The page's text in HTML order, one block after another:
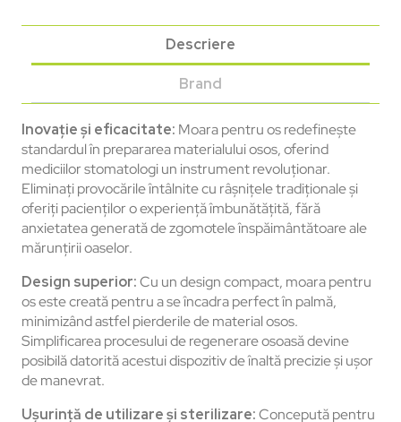
Descriere
Brand
Inovație și eficacitate: Moara pentru os redefinește
standardul în prepararea materialului osos, oferind
mediciilor stomatologi un instrument revoluționar.
Eliminați provocările întâlnite cu râșnițele tradiționale și
oferiți pacienților o experiență îmbunătățită, fără
anxietatea generată de zgomotele înspăimântătoare ale
mărunțirii oaselor.
Design superior:Cu un design compact, moara pentru
os este creată pentru a se încadra perfect în palmă,
minimizând astfel pierderile de material osos.
Simplificarea procesului de regenerare osoasă devine
posibilă datorită acestui dispozitiv de înaltă precizie și ușor
de manevrat.
Ușurință de utilizare și sterilizare:Concepută pentru